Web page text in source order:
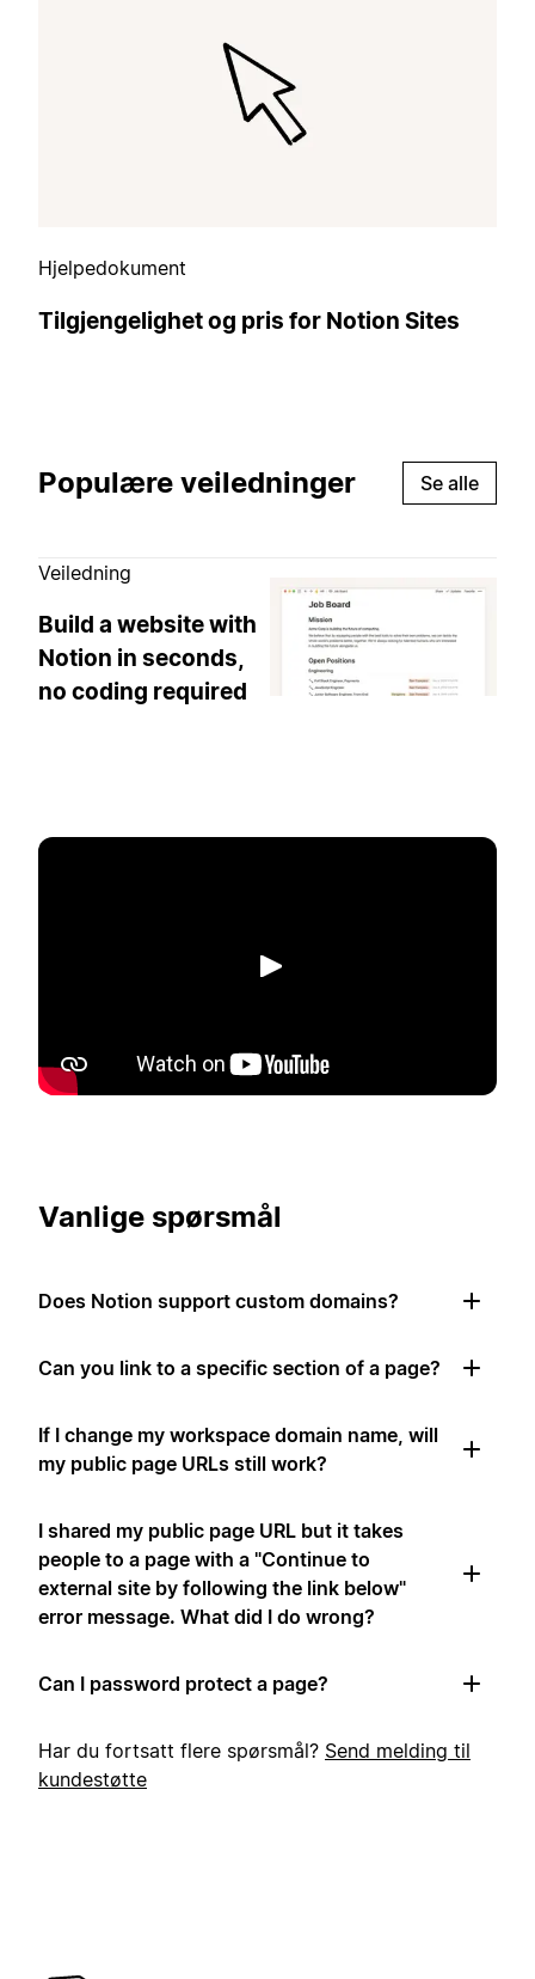
Hjelpedokument
Tilgjengelighet og pris for Notion Sites
Populære veiledninger Se alle
Veiledning
Build a website with
Notion in seconds,
no coding required
Spill av
Vanlige spørsmål
Does Notion support custom domains?
Can you link to a specific section of a page?
If I change my workspace domain name, will
my public page URLs still work?
I shared my public page URL but it takes
people to a page with a "Continue to
external site by following the link below"
error message. What did I do wrong?
Can I password protect a page?
Har du fortsatt flere spørsmål? Send melding til
kundestøtte